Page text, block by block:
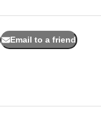
Email to a friend